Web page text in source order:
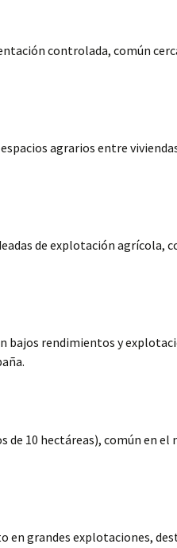
controlada, común
agrarios entre
de explotación agrícola,
bajos rendimientos y
de 10 hectáreas), común en el
en grandes explotaciones,